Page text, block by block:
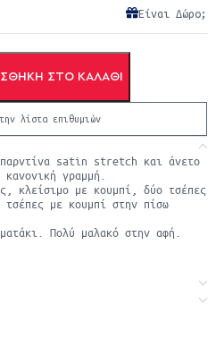
Είναι Δώρο;
ΣΤΟ ΚΑΛΆΘΙ
λίστα επιθυμιών
satin stretch και άνετο
γραμμή.
κλείσιμο με κουμπί, δύο τσέπες
με κουμπί στην πίσω
Πολύ μαλακό στην αφή.